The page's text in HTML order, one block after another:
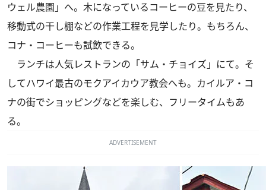
ウェル農園」へ。木になっているコーヒーの豆を見たり、
移動式の干し棚などの作業工程を見学したり。もちろん、
コナ・コーヒーも試飲できる。
ランチは人気レストランの「サム・チョイズ」にて。そ
してハワイ最古のモクアイカウア教会へも。カイルア・コ
ナの街でショッピングなどを楽しむ、フリータイムもあ
る。
ADVERTISEMENT